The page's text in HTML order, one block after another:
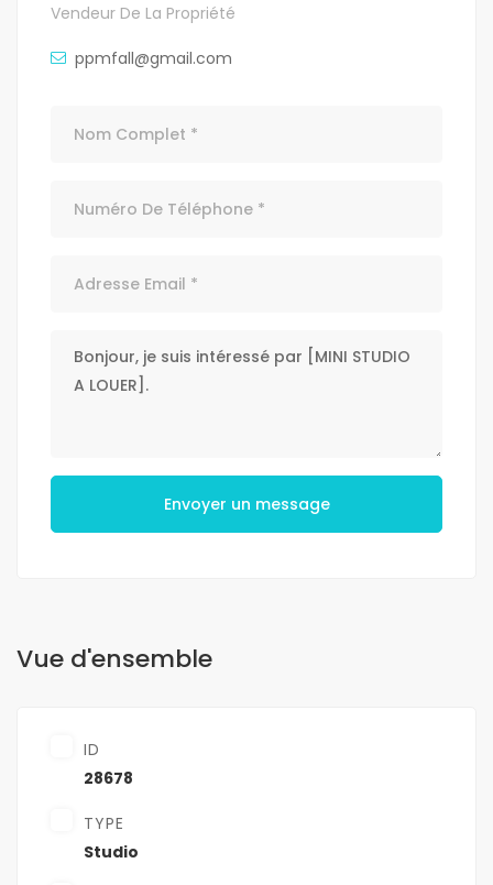
Vendeur De La Propriété
ppmfall@gmail.com
Envoyer un message
Vue d'ensemble
ID
28678
TYPE
Studio